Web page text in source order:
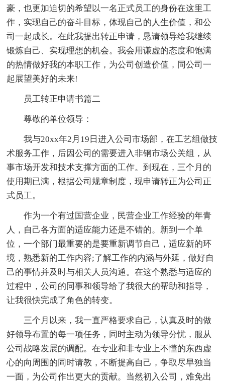
豪，也更加迫切的希望以一名正式员工的身份在这里工
作，实现自己的奋斗目标，体现自己的人生价值，和公
司一起成长。在此我提出转正申请，恳请领导给我继续
锻炼自己、实现理想的机会。我会用谦虚的态度和饱满
的热情做好我的本职工作，为公司创造价值，同公司一
起展望美好的未来!
员工转正申请书篇二
尊敬的单位领导：
我与20xx年2月19日进入公司市场部，在工艺组做技
术服务工作，后因公司的需要进入非钢市场公关组，从
事市场开发和技术支撑方面的工作。到现在，三个月的
使用期已满，根据公司规章制度，现申请转正为公司正
式员工。
作为一个有过国营企业，民营企业工作经验的年青
人，自己各方面的适应能力还是不错的。新到一个单
位，一个部门最重要的是要重新调节自己，适应新的环
境，熟悉新的工作内容;了解工作的内涵与外延，做好自
己的事情并及时与相关人员沟通。在这个熟悉与适应的
过程中，公司的同事和领导给了我很大的帮助和指导，
让我很快完成了角色的转变。
三个月以来，我一直严格要求自己，认真及时的做
好领导布置的每一项任务，同时主动为领导分忧，服从
公司战略发展的调配。在专业和非专业上不懂的东西虚
心的向周围的同时请教，不断提高自己，争取尽早独当
一面，为公司作出更大的贡献。当然初入公司，难免出